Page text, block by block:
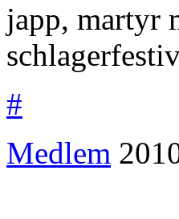
japp, martyr
#
Medlem